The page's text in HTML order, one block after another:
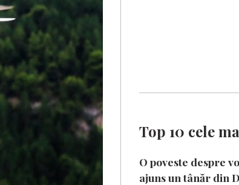
Top 10 cele
O poveste despre
ajuns un tânăr din